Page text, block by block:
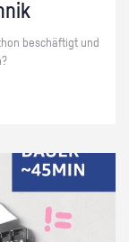
be­schäf­tigt und